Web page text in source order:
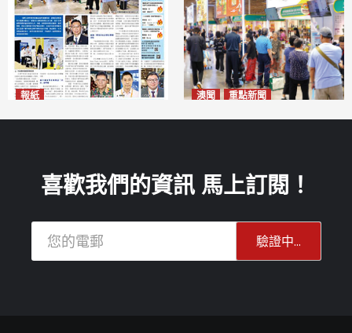
報紙 澳聞 重點新聞
2026-08-10
喜歡我們的資訊 馬上訂閱！